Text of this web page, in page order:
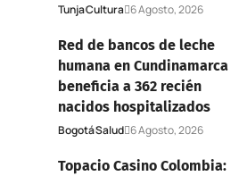
TunjaCultura 6 Agosto, 2026
Red de bancos de leche
humana en Cundinamarca
beneficia a 362 recién
nacidos hospitalizados
BogotáSalud 6 Agosto, 2026
Topacio Casino Colombia: